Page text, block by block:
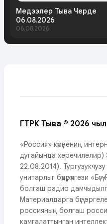
Медээлер Тыва Черде
06.08.2026
06.08.2026
ГТРК Тыва © 2026 чыл
«Россия» күрүнениң
дугайында
22.08.2014).
унитарлыг бүдүрүлгези
болгаш радио
Материалдарга бүгү
россияның болгаш
камгалаттынган